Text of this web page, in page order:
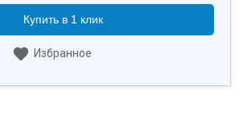
Купить в 1 клик
Избранное